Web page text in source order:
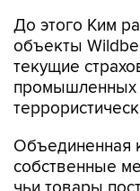
До этого Ким
объекты
текущие
промышленных
Объединенная
собственные